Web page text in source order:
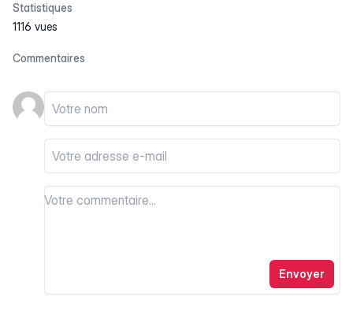
Statistiques
1116 vues
Commentaires
Votre nom
Votre email
Votre commentaire
Votre commentaire
Envoyer